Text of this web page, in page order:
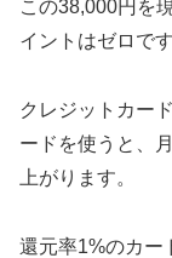
この38,000円を
イントはゼロです
クレジットカー
ードを使うと、
上がります。
還元率1%のカー